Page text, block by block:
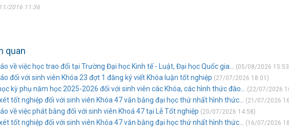
2016 11:36
quan
về việc học trao đổi tại Trường Đại học Kinh tế - Luật, Đại học Quốc gia... (05/08/2026
đối với sinh viên Khóa 23 đợt 1 đăng ký viết Khóa luận tốt nghiệp (27/07/2026 18:01)
kỳ phụ năm học 2025-2026 đối với sinh viên các Khóa, các hình thức đào... (22/07/2026
tốt nghiệp đối với sinh viên Khóa 47 văn bằng đại học thứ nhất hình thức... (21/07/2026
về việc phát bằng đối với sinh viên Khoá 47 tại Lễ Tốt nghiệp (20/07/2026 14:58)
tốt nghiệp đối với sinh viên Khóa 47 văn bằng đại học thứ nhất hình thức... (16/07/2026